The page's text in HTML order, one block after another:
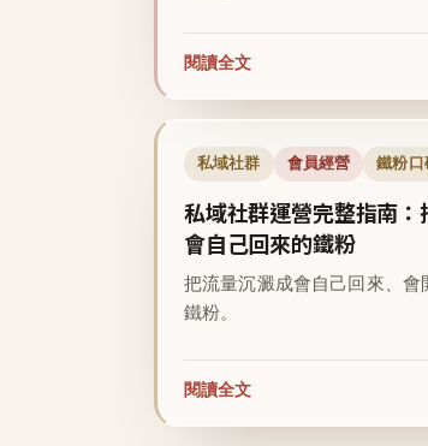
閱讀全文
私域社群 會員經營 鐵粉口
私域社群運營完整指南：
會自己回來的鐵粉
把流量沉澱成會自己回來、會
鐵粉。
閱讀全文